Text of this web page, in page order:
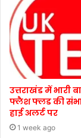
उत्तराखंड में भारी
फ्लैश फ्लड की
हाई अलर्ट पर
1 week ago